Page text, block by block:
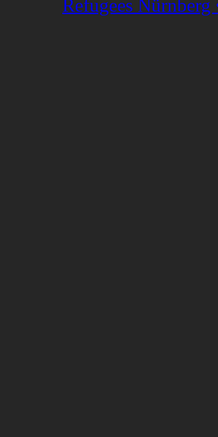
Refugees Nürnberg